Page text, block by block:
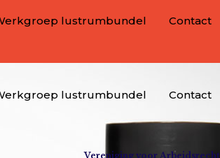
lustrumbundel Contact
lustrumbundel Contact
Vereniging voor Arbeidsrecht